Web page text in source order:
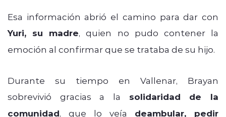
Esa información abrió el camino para dar con
Yuri, su madre, quien no pudo contener la
emoción al confirmar que se trataba de su hijo.
Durante su tiempo en Vallenar, Brayan
sobrevivió gracias a la solidaridad de la
comunidad, que lo veía deambular, pedir